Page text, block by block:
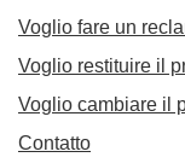
Voglio fare un
Voglio restituire il
Voglio cambiare il
Contatto